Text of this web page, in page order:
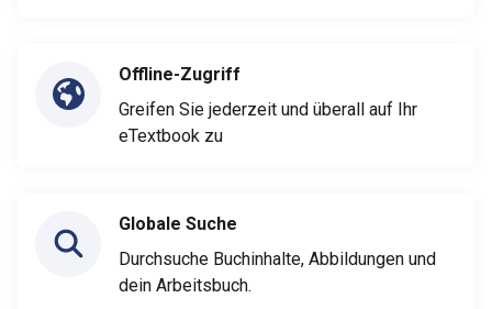
Offline-Zugriff
Greifen Sie jederzeit und überall auf Ihr
eTextbook zu
Globale Suche
Durchsuche Buchinhalte, Abbildungen und
dein Arbeitsbuch.